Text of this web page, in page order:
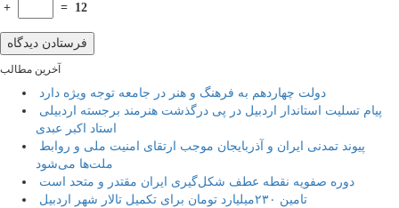
+ = 12
آخرین مطالب
دولت چهاردهم به فرهنگ و هنر در جامعه توجه ویژه دارد
استاد اکبر عبدی
ملت‌ها می‌شود
دوره صفویه نقطه عطف شکل‌گیری ایران مقتدر و متحد است
تامین ۲۳۰میلیارد تومان برای تکمیل تالار شهر اردبیل